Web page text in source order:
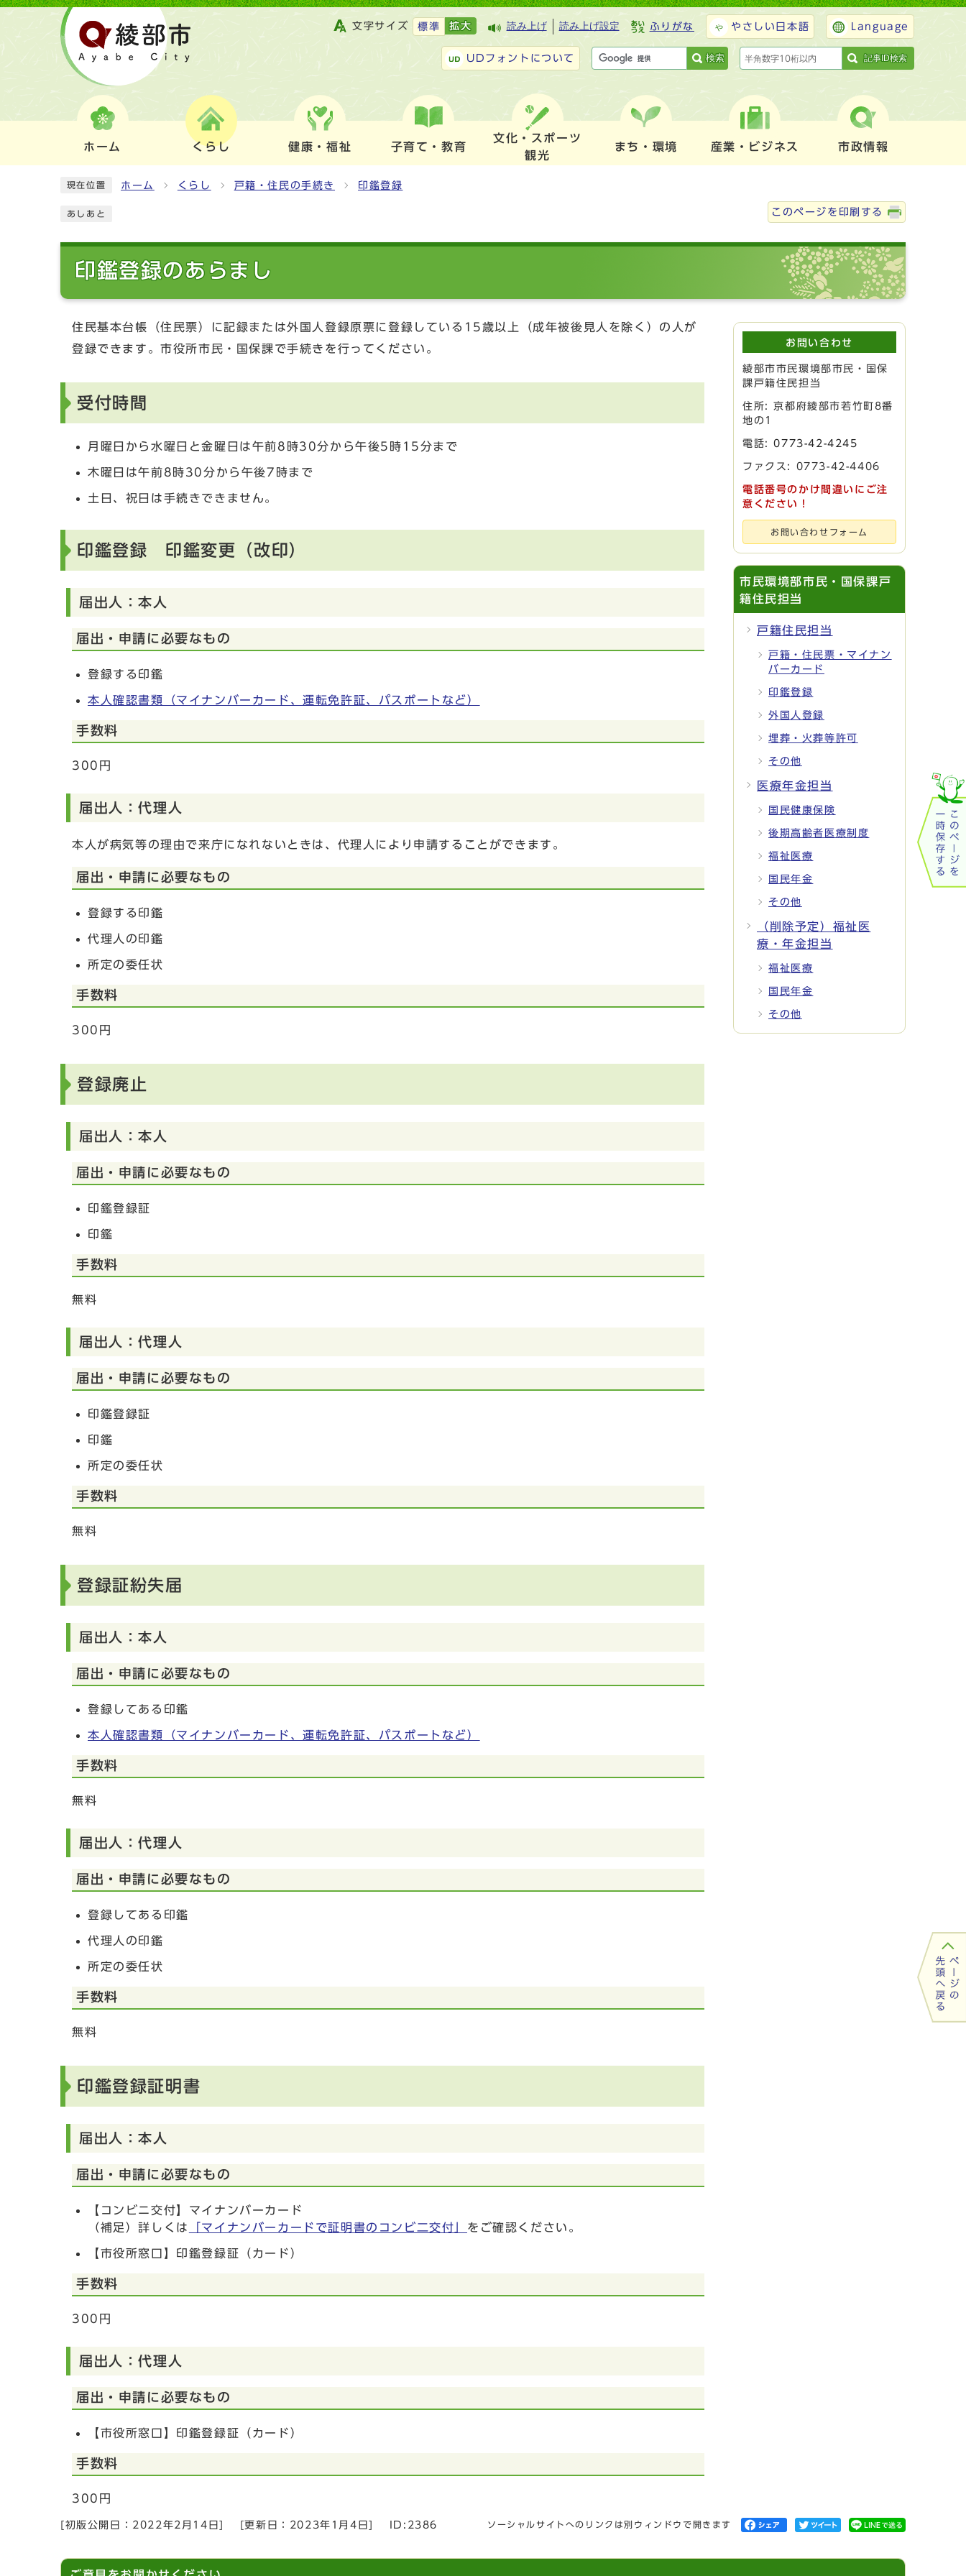
文字サイズ 標準 拡大 読み上げ 読み上げ設定 ふりがな やさしい日本語 Language
UDフォントについて 検索 記事ID検索
ホーム くらし 健康・福祉 子育て・教育
文化・スポーツ
観光
まち・環境 産業・ビジネス 市政情報
現在位置 ホーム くらし 戸籍・住民の手続き 印鑑登録
あしあと このページを印刷する
印鑑登録のあらまし
住民基本台帳（住民票）に記録または外国人登録原票に登録している15歳以上（成年被後見人を除く）の人が
登録できます。市役所市民・国保課で手続きを行ってください。
受付時間
月曜日から水曜日と金曜日は午前8時30分から午後5時15分まで
木曜日は午前8時30分から午後7時まで
土日、祝日は手続きできません。
印鑑登録 印鑑変更（改印）
届出人：本人
届出・申請に必要なもの
登録する印鑑
本人確認書類（マイナンバーカード、運転免許証、パスポートなど）
手数料
300円
届出人：代理人
本人が病気等の理由で来庁になれないときは、代理人により申請することができます。
届出・申請に必要なもの
登録する印鑑
代理人の印鑑
所定の委任状
手数料
300円
登録廃止
届出人：本人
届出・申請に必要なもの
印鑑登録証
印鑑
手数料
無料
届出人：代理人
届出・申請に必要なもの
印鑑登録証
印鑑
所定の委任状
手数料
無料
登録証紛失届
届出人：本人
届出・申請に必要なもの
登録してある印鑑
本人確認書類（マイナンバーカード、運転免許証、パスポートなど）
手数料
無料
届出人：代理人
届出・申請に必要なもの
登録してある印鑑
代理人の印鑑
所定の委任状
手数料
無料
印鑑登録証明書
届出人：本人
届出・申請に必要なもの
【コンビニ交付】マイナンバーカード
（補足）詳しくは
「マイナンバーカードで証明書のコンビ二交付」 をご確認ください。
【市役所窓口】印鑑登録証（カード）
手数料
300円
届出人：代理人
届出・申請に必要なもの
【市役所窓口】印鑑登録証（カード）
手数料
300円
お問い合わせ
綾部市市民環境部市民・国保
課戸籍住民担当
住所: 京都府綾部市若竹町8番
地の1
電話:0773-42-4245
ファクス: 0773-42-4406
電話番号のかけ間違いにご注
意ください！
お問い合わせフォーム
市民環境部市民・国保課戸
籍住民担当
戸籍住民担当
戸籍・住民票・マイナン
バーカード
印鑑登録
外国人登録
埋葬・火葬等許可
その他
医療年金担当
国民健康保険
後期高齢者医療制度
福祉医療
国民年金
その他
（削除予定）福祉医
療・年金担当
福祉医療
国民年金
その他
[初版公開日： 2022年2月14日 [更新日： 2023年1月4日 ID:2386 ソーシャルサイトへのリンクは別ウィンドウで開きます